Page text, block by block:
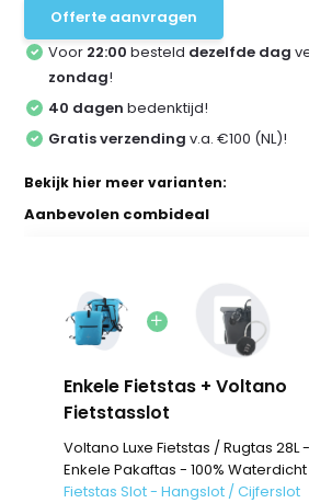
Offerte aanvragen
Voor 22:00 besteld dezelfde dag
zondag!
40 dagen bedenktijd!
Gratis verzending v.a. €100 (NL)!
Bekijk hier meer varianten:
Aanbevolen combideal
Enkele Fietstas + Voltano
Fietstasslot
Voltano Luxe Fietstas / Rugtas 28L
Enkele Pakaftas - 100% Waterdicht
Fietstas Slot - Hangslot / Cijferslot